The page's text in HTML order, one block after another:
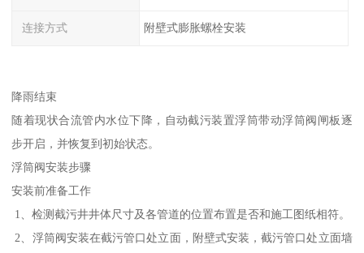
连接方式 附壁式膨胀螺栓安装
降雨结束
随着现状合流管内水位下降，自动截污装置浮筒带动浮筒阀闸板逐
步开启，并恢复到初始状态。
浮筒阀安装步骤
安装前准备工作
1、检测截污井井体尺寸及各管道的位置布置是否和施工图纸相符。
2、浮筒阀安装在截污管口处立面，附壁式安装，截污管口处立面墙